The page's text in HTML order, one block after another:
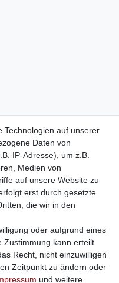
Kinderwagen
und Imbiss
Technologien auf unserer
Daten von
IP-Adresse), um z.B.
Medien von
auf unsere Website zu
erst durch gesetzte
die wir in den
oder aufgrund eines
Zustimmung kann erteilt
Recht, nicht einzuwilligen
Zeitpunkt zu ändern oder
und weitere